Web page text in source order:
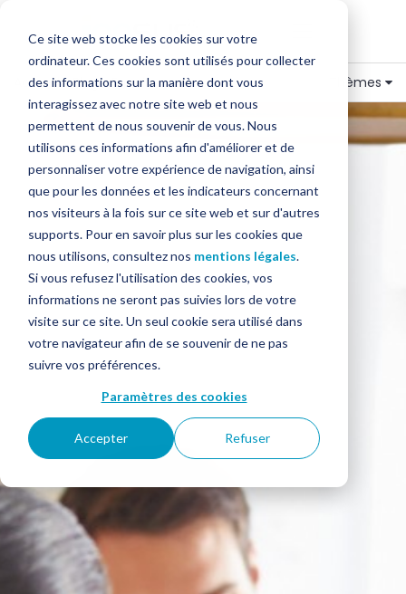
Ce site web stocke les cookies sur votre
ordinateur. Ces cookies sont utilisés pour collecter
des informations sur la manière dont vous
interagissez avec notre site web et nous
permettent de nous souvenir de vous. Nous
utilisons ces informations afin d'améliorer et de
personnaliser votre expérience de navigation, ainsi
que pour les données et les indicateurs concernant
nos visiteurs à la fois sur ce site web et sur d'autres
supports. Pour en savoir plus sur les cookies que
nous utilisons, consultez nos mentions légales.
Si vous refusez l'utilisation des cookies, vos
informations ne seront pas suivies lors de votre
visite sur ce site. Un seul cookie sera utilisé dans
votre navigateur afin de se souvenir de ne pas
suivre vos préférences.
Paramètres des cookies
Accepter Refuser
Accueil»Blog»Encaissement Thèmes